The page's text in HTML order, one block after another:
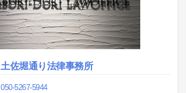
土佐堀通り法律事務所
050-5267-5944